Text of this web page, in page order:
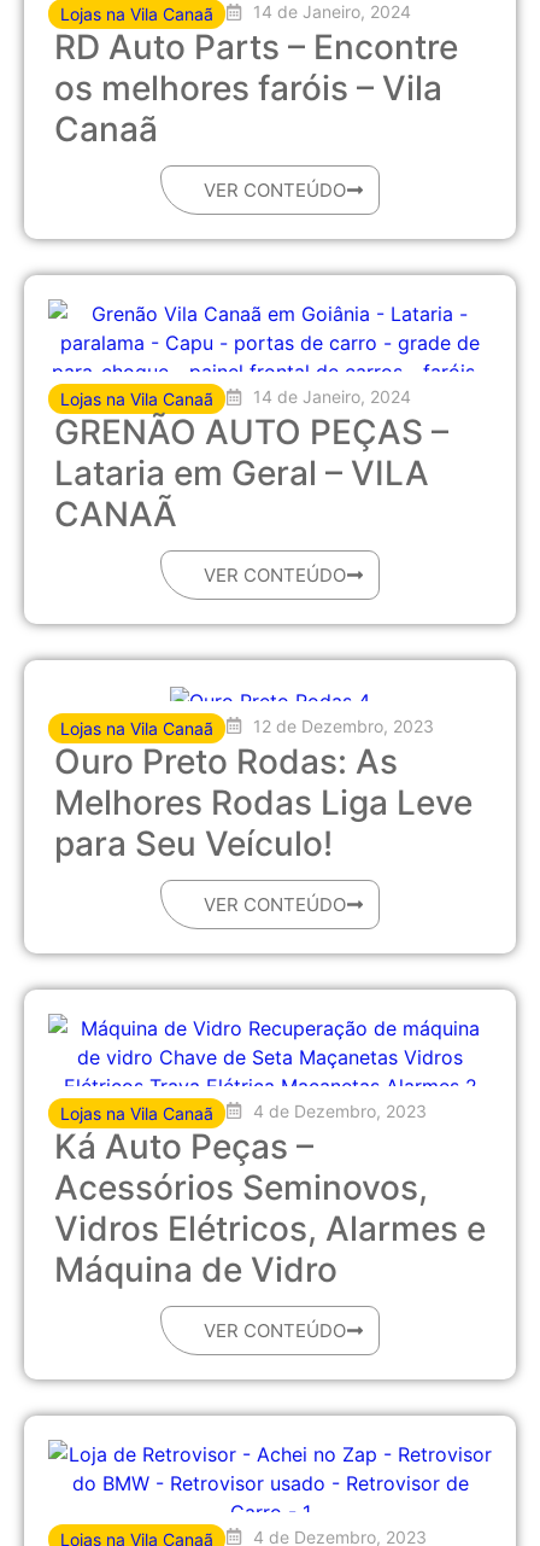
Lojas na Vila Canaã 14 de Janeiro, 2024
RD Auto Parts – Encontre
os melhores faróis – Vila
Canaã
VER CONTEÚDO
Lojas na Vila Canaã 14 de Janeiro, 2024
GRENÃO AUTO PEÇAS –
Lataria em Geral – VILA
CANAÃ
VER CONTEÚDO
Lojas na Vila Canaã 12 de Dezembro, 2023
Ouro Preto Rodas: As
Melhores Rodas Liga Leve
para Seu Veículo!
VER CONTEÚDO
Lojas na Vila Canaã 4 de Dezembro, 2023
Ká Auto Peças –
Acessórios Seminovos,
Vidros Elétricos, Alarmes e
Máquina de Vidro
VER CONTEÚDO
Lojas na Vila Canaã 4 de Dezembro, 2023